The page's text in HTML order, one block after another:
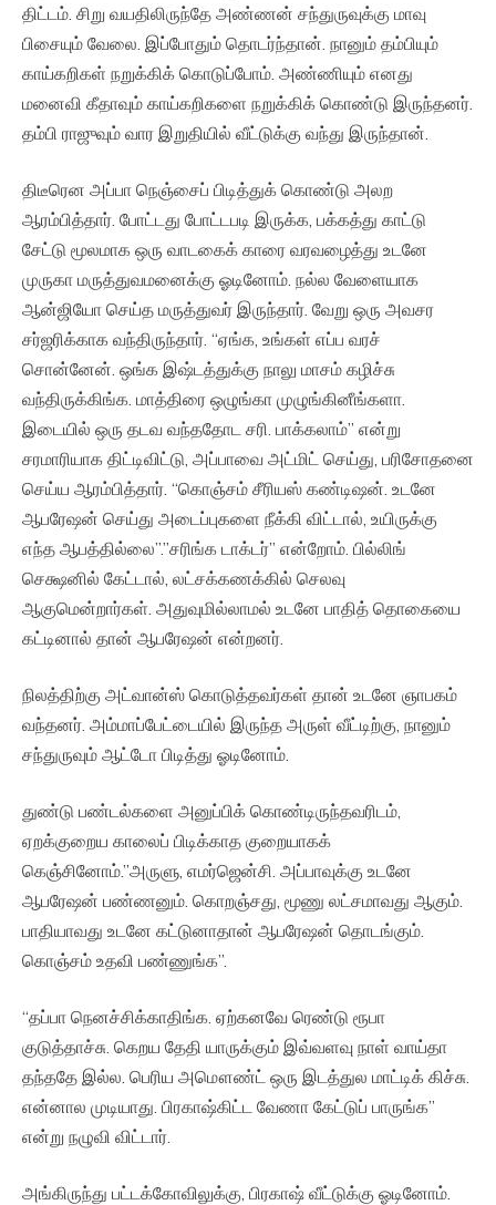
திட்டம். சிறு வயதிலிருந்தே அண்ணன் சந்துருவுக்கு மாவு
பிசையும் வேலை. இப்போதும் தொடர்ந்தான். நானும் தம்பியும்
காய்கறிகள் நறுக்கிக் கொடுப்போம். அண்ணியும் எனது
மனைவி கீதாவும் காய்கறிகளை நறுக்கிக் கொண்டு இருந்தனர்‌.
தம்பி ராஜுவும் வார இறுதியில் வீட்டுக்கு வந்து இருந்தான்.
திடீரென அப்பா நெஞ்சைப் பிடித்துக் கொண்டு அலற
ஆரம்பித்தார். போட்டது போட்டபடி இருக்க, பக்கத்து காட்டு
சேட்டு மூலமாக ஒரு வாடகைக் காரை வரவழைத்து உடனே
முருகா மருத்துவமனைக்கு ஓடினோம். நல்ல வேளையாக
ஆன்ஜியோ செய்த மருத்துவர் இருந்தார். வேறு ஒரு அவசர
சர்ஜரிக்காக வந்திருந்தார். “ஏங்க, உங்கள் எப்ப வரச்
சொன்னேன். ஒங்க இஷ்டத்துக்கு நாலு மாசம் கழிச்சு
வந்திருக்கிங்க. மாத்திரை ஒழுங்கா முழுங்கினீங்களா.
இடையில் ஒரு தடவ வந்ததோட சரி. பாக்கலாம்” என்று
சரமாரியாக திட்டிவிட்டு, அப்பாவை அட்மிட் செய்து, பரிசோதனை
செய்ய ஆரம்பித்தார். “கொஞ்சம் சீரியஸ் கண்டிஷன். உடனே
ஆபரேஷன் செய்து அடைப்புகளை நீக்கி விட்டால், உயிருக்கு
எந்த ஆபத்தில்லை”.”சரிங்க டாக்டர்” என்றோம்‌. பில்லிங்
செக்ஷனில் கேட்டால், லட்சக்கணக்கில் செலவு
ஆகுமென்றார்கள். அதுவுமில்லாமல் உடனே பாதித் தொகையை
கட்டினால் தான் ஆபரேஷன் என்றனர்.
நிலத்திற்கு அட்வான்ஸ் கொடுத்தவர்கள் தான் உடனே ஞாபகம்
வந்தனர். அம்மாப்பேட்டையில் இருந்த அருள் வீட்டிற்கு, நானும்
சந்துருவும் ஆட்டோ பிடித்து ஓடினோம்.
துண்டு பண்டல்களை அனுப்பிக் கொண்டிருந்தவரிடம்,
ஏறக்குறைய காலைப் பிடிக்காத குறையாகக்
கெஞ்சினோம்.”அருளு, எமர்ஜென்சி. அப்பாவுக்கு உடனே
ஆபரேஷன் பண்ணனும். கொறஞ்சது, மூணு லட்சமாவது ஆகும்.
பாதியாவது உடனே கட்டுனாதான் ஆபரேஷன் தொடங்கும்.
கொஞ்சம் உதவி பண்ணுங்க”.
“தப்பா நெனச்சிக்காதிங்க. ஏற்கனவே ரெண்டு ரூபா
குடுத்தாச்சு. கெறய தேதி யாருக்கும் இவ்வளவு நாள் வாய்தா
தந்ததே இல்ல. பெரிய அமௌண்ட் ஒரு இடத்துல மாட்டிக் கிச்சு.
என்னால முடியாது. பிரகாஷ்கிட்ட வேணா கேட்டுப் பாருங்க”
என்று நழுவி விட்டார்.
அங்கிருந்து பட்டக்கோவிலுக்கு, பிரகாஷ் வீட்டுக்கு ஓடினோம்.